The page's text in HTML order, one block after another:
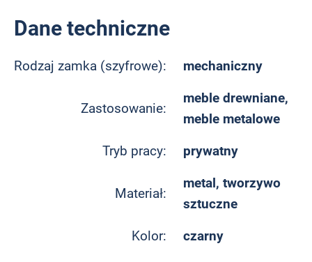
Dane techniczne
Rodzaj zamka (szyfrowe): mechaniczny
Zastosowanie:
meble drewniane,
meble metalowe
Tryb pracy: prywatny
Materiał:
metal, tworzywo
sztuczne
Kolor: czarny